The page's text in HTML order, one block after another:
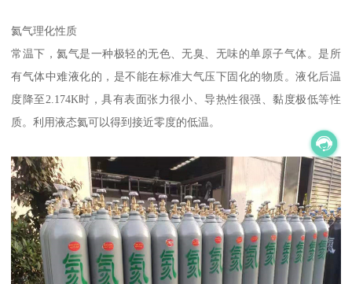
氦气理化性质
常温下，氦气是一种极轻的无色、无臭、无味的单原子气体。是所
有气体中难液化的，是不能在标准大气压下固化的物质。液化后温
度降至2.174K时，具有表面张力很小、导热性很强、黏度极低等性
质。利用液态氦可以得到接近零度的低温。